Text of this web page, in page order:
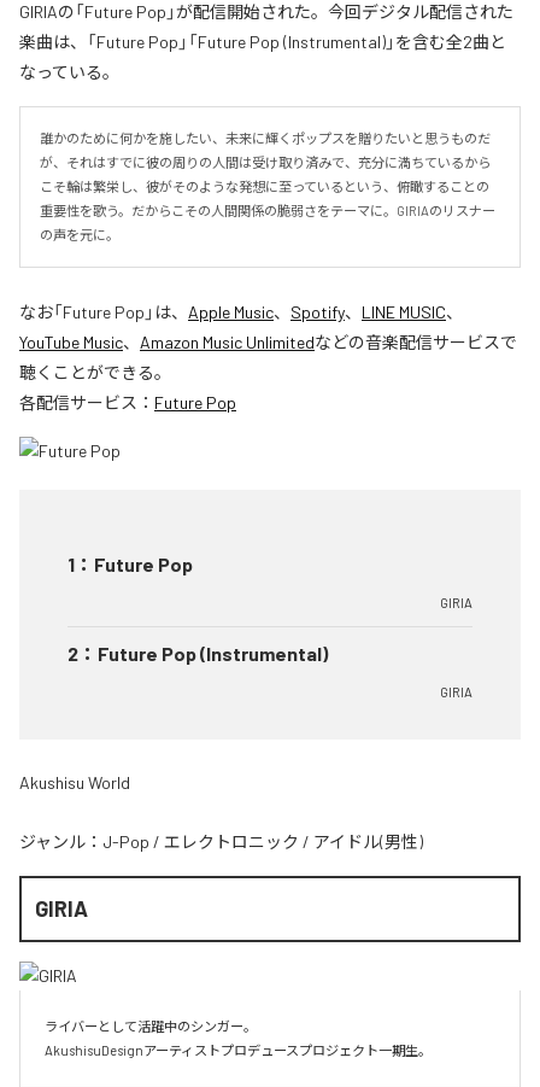
GIRIAの「Future Pop」が配信開始された。今回デジタル配信された
楽曲は、「Future Pop」「Future Pop (Instrumental)」を含む全2曲と
なっている。
誰かのために何かを施したい、未来に輝くポップスを贈りたいと思うものだ
が、それはすでに彼の周りの人間は受け取り済みで、充分に満ちているから
こそ輪は繁栄し、彼がそのような発想に至っているという、俯瞰することの
重要性を歌う。だからこその人間関係の脆弱さをテーマに。GIRIAのリスナー
の声を元に。
なお「Future Pop 」は、 Apple Music、 Spotify、 LINE MUSIC、
YouTube Music、 Amazon Music Unlimitedなどの音楽配信サービスで
聴くことができる。
各配信サービス： Future Pop
1 ： Future Pop
GIRIA
2 ： Future Pop (Instrumental)
GIRIA
Akushisu World
ジャンル： J-Pop / エレクトロニック / アイドル(男性)
GIRIA
ライバーとして活躍中のシンガー。
AkushisuDesignアーティストプロデュースプロジェクト一期生。